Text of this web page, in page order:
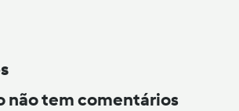
não tem comentários